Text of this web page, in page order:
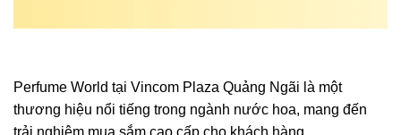
Perfume World tại Vincom Plaza Quảng Ngãi là một
thương hiệu nổi tiếng trong ngành nước hoa, mang đến
trải nghiệm mua sắm cao cấp cho khách hàng.